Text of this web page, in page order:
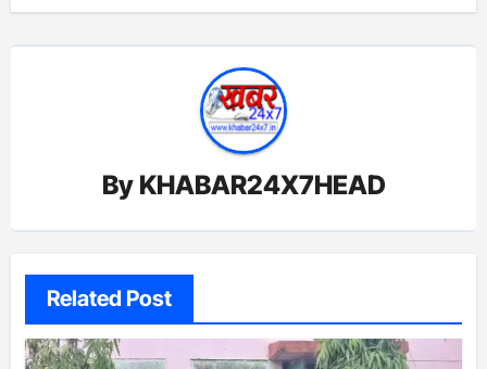
By KHABAR24X7HEAD
Related Post